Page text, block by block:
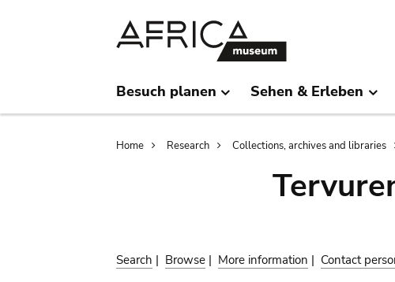
Besuch planen Sehen & Erleben
Breadcrumb
Home Research Collections, archives and libraries
Search | Browse | More information | Contact